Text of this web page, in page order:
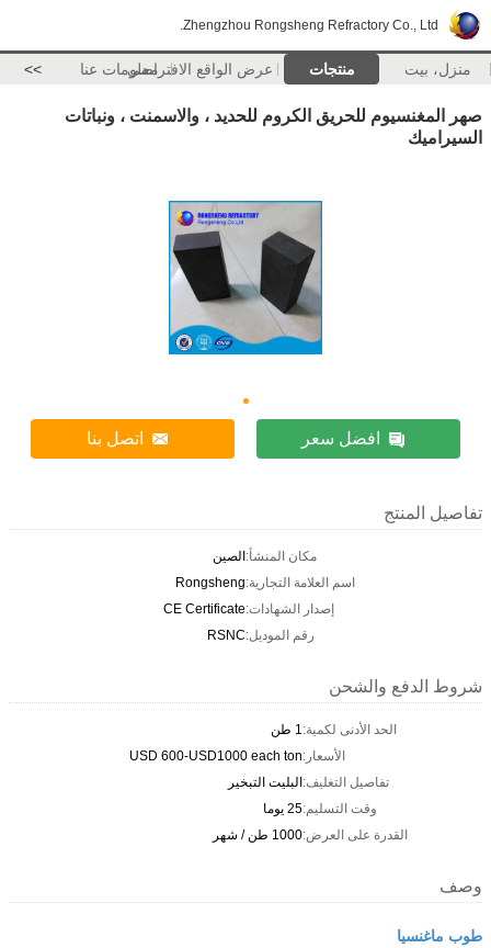
Zhengzhou Rongsheng Refractory Co., Ltd.
منزل، بيت منتجات عرض الواقع الافتراضيمعلومات عنا >>
صهر المغنسيوم للحريق الكروم للحديد ، والاسمنت ، ونباتات
السيراميك
افضل سعر اتصل بنا
تفاصيل المنتج
مكان المنشأ:الصين
اسم العلامة التجارية:Rongsheng
إصدار الشهادات:CE Certificate
رقم الموديل:RSNC
شروط الدفع والشحن
الحد الأدنى لكمية:1 طن
الأسعار:USD 600-USD1000 each ton
تفاصيل التغليف:البليت التبخير
وقت التسليم:25 يوما
القدرة على العرض:1000 طن / شهر
وصف
طوب ماغنسيا